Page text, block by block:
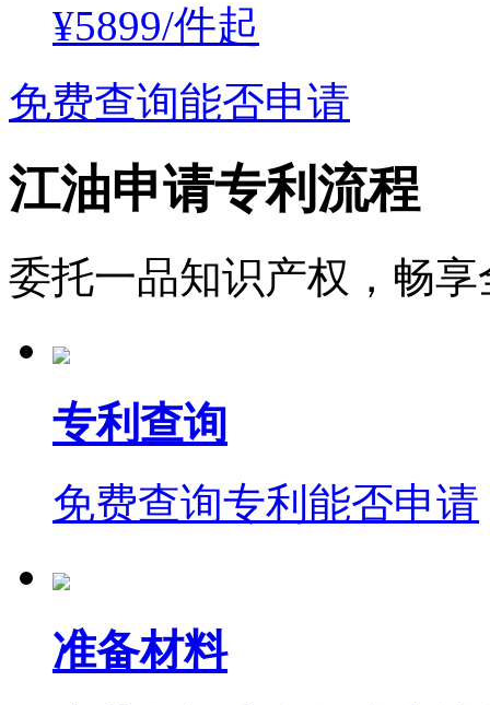
¥5899/件起
免费查询能否申请
江油申请专利流程
委托一品知识产权，畅
专利查询
免费查询专利能否申请
准备材料